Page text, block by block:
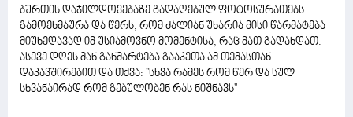
ბურთის დაჯილდოვებაზე გადაღებულ ფოტოსურათებს
გამოეხმაურა და წერს, რომ ძალიან უხარია მისი წარმატება
მიუხედავად იმ უსიამოვნო მომენტისა, რაც მათ გადახდათ.
ასევე დღეს მან განმარტება გააკეთა ამ თემასთან
დაკავშირებით და თქვა: ''სხვა რამეს რომ წერ და სულ
სხვანაირად რომ გებულობენ რას ნიშნავს''